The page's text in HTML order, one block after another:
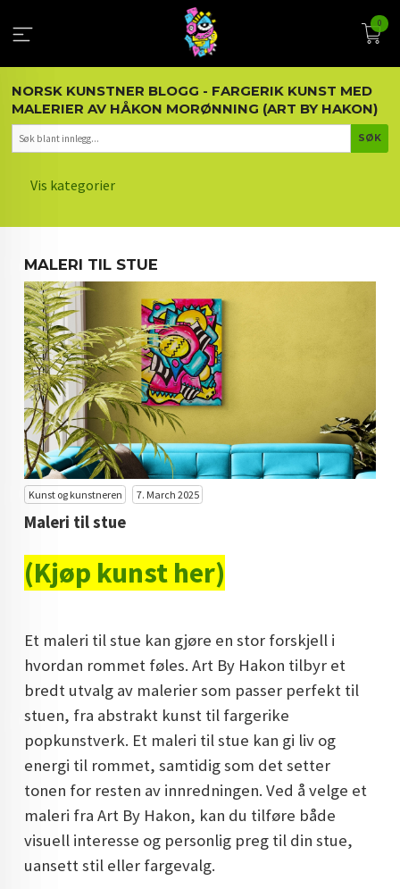
innholdet
0
NORSK KUNSTNER BLOGG - FARGERIK KUNST MED
MALERIER AV HÅKON MORØNNING (ART BY HAKON)
Vis kategorier
KUNST OG KUNSTNEREN
MALERIER BLOGG
ARTIKLER OM KUNST
INTERIØR OG KUNST
KUNST INVESTERING
KUNSTSTILER
FARGETEORI
KJØP KUNST TIL SALGS
POP ART
MALERIER TIL SALGS
KUNST
KUNSTNER BLOGG - EN KUNSTNERS DAGBOK
STORE MALERIER TIL STUE
NORSK KUNST
DOPAMIN DECOR NORGE
MALERI TIL STUE
Kunst og kunstneren 7. March 2025
Maleri til stue
(Kjøp kunst her)
Et maleri til stue kan gjøre en stor forskjell i
hvordan rommet føles. Art By Hakon tilbyr et
bredt utvalg av malerier som passer perfekt til
stuen, fra abstrakt kunst til fargerike
popkunstverk. Et maleri til stue kan gi liv og
energi til rommet, samtidig som det setter
tonen for resten av innredningen. Ved å velge et
maleri fra Art By Hakon, kan du tilføre både
visuell interesse og personlig preg til din stue,
uansett stil eller fargevalg.